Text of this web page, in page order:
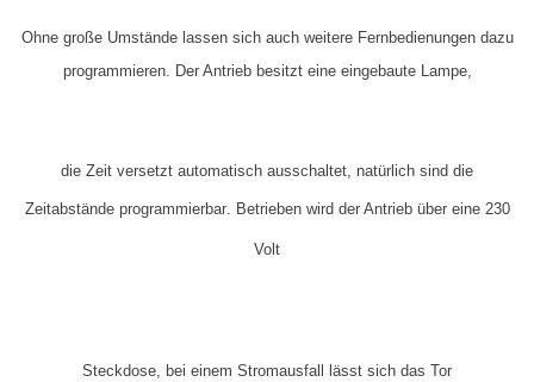
Ohne große Umstände lassen sich auch weitere Fernbedienungen dazu
programmieren. Der Antrieb besitzt eine eingebaute Lampe,
die Zeit versetzt automatisch ausschaltet, natürlich sind die
Zeitabstände programmierbar. Betrieben wird der Antrieb über eine 230
Volt
Steckdose, bei einem Stromausfall lässt sich das Tor